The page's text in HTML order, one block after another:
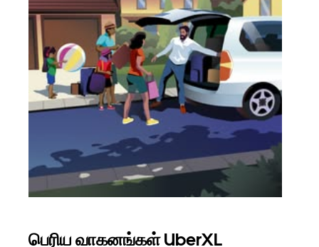
பெரிய வாகனங்கள் UberXL